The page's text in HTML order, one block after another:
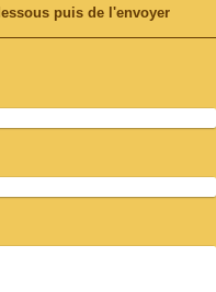
puis de l'envoyer